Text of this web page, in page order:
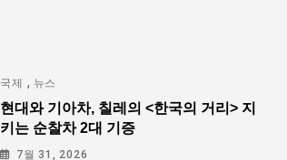
국제 , 뉴스
현대와 기아차, 칠레의 <한국의 거리> 지
키는 순찰차 2대 기증
7월 31, 2026